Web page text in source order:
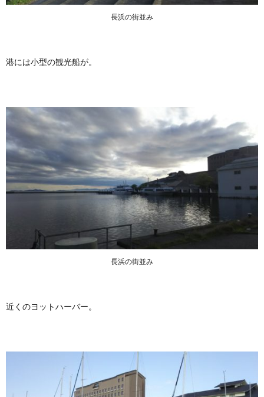
長浜の街並み
港には小型の観光船が。
長浜の街並み
近くのヨットハーバー。